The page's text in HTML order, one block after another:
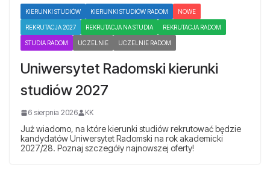
KIERUNKI STUDIÓW KIERUNKI STUDIÓW RADOM NOWE
REKRUTACJA 2027 REKRUTACJA NA STUDIA REKRUTACJA RADOM
STUDIA RADOM UCZELNIE UCZELNIE RADOM
Uniwersytet Radomski kierunki
studiów 2027
6 sierpnia 2026 KK
Już wiadomo, na które kierunki studiów rekrutować będzie
kandydatów Uniwersytet Radomski na rok akademicki
2027/28. Poznaj szczegóły najnowszej oferty!